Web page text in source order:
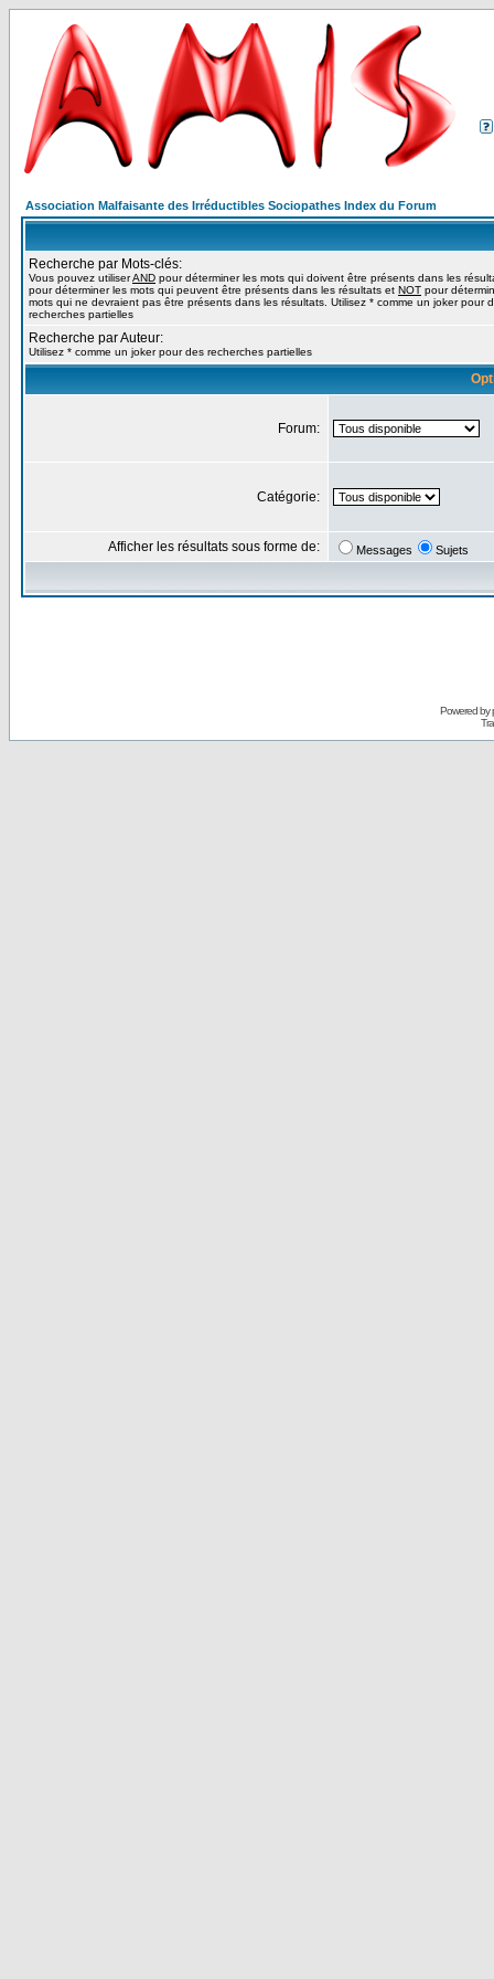
Association Malfaisante des Irréductibles Sociopathes Index du Forum
Recherche par Mots-clés:
Vous pouvez utiliserAND pour déterminer les mots qui doivent être présents dans les
pour déterminer les mots qui peuvent être présents dans les résultats et NOT pour
mots qui ne devraient pas être présents dans les résultats. Utilisez * comme un joker pour
recherches partielles
Recherche par Auteur:
Utilisez * comme un joker pour des recherches partielles
Forum:
Catégorie:
Afficher les résultats sous forme de: Messages Sujets
Powered by